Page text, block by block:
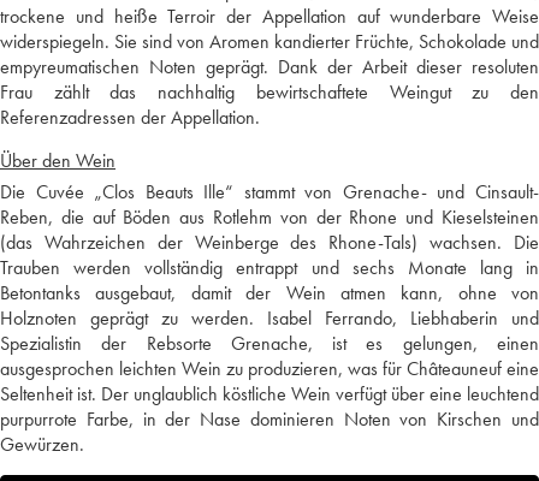
trockene und heiße Terroir der Appellation auf wunderbare Weise
widerspiegeln. Sie sind von Aromen kandierter Früchte, Schokolade und
empyreumatischen Noten geprägt. Dank der Arbeit dieser resoluten
Frau zählt das nachhaltig bewirtschaftete Weingut zu den
Referenzadressen der Appellation.
Über den Wein
Die Cuvée „Clos Beauts Ille“ stammt von Grenache- und Cinsault-
Reben, die auf Böden aus Rotlehm von der Rhone und Kieselsteinen
(das Wahrzeichen der Weinberge des Rhone-Tals) wachsen. Die
Trauben werden vollständig entrappt und sechs Monate lang in
Betontanks ausgebaut, damit der Wein atmen kann, ohne von
Holznoten geprägt zu werden. Isabel Ferrando, Liebhaberin und
Spezialistin der Rebsorte Grenache, ist es gelungen, einen
ausgesprochen leichten Wein zu produzieren, was für Châteauneuf eine
Seltenheit ist. Der unglaublich köstliche Wein verfügt über eine leuchtend
purpurrote Farbe, in der Nase dominieren Noten von Kirschen und
Gewürzen.